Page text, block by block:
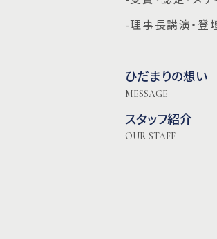
-理事長講演・登
ひだまりの想い
MESSAGE
スタッフ紹介
OUR STAFF